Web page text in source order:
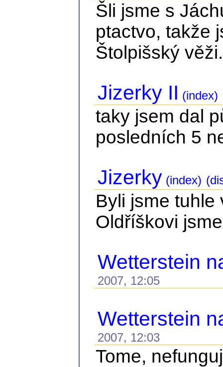
Šli jsme s
ptactvo, takže
Štolpišský věži.
Jizerky II (index)
taky jsem dal
posledních 5
Jizerky (index)
Byli jsme tuhle
Oldříškovi
Wetterstein
2007, 12:05
Wetterstein
2007, 12:03
Tome,